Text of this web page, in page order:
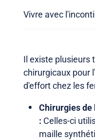
Vivre avec
Il existe plusieurs
chirurgicaux pour
d'effort chez les
Chirurgies de
: Celles-ci
maille